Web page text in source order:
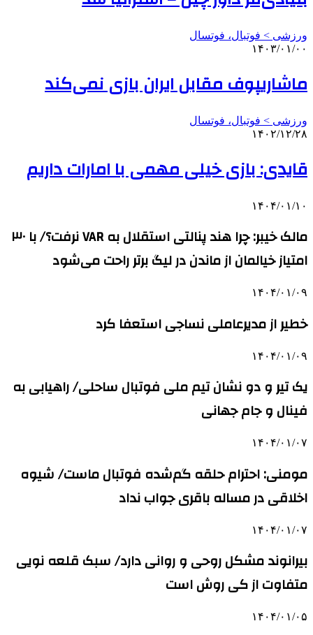
ورزشی > فوتبال، فوتسال
۱۴۰۳/۰۱/۰۰
ماشاریپوف مقابل ایران بازی نمی‌کند
ورزشی > فوتبال، فوتسال
۱۴۰۲/۱۲/۲۸
قایدی: بازی خیلی مهمی با امارات داریم
۱۴۰۴/۰۱/۱۰
مالک خیبر: چرا هند پنالتی استقلال به VAR نرفت؟/ با ۳۰
امتیاز خیالمان از ماندن در لیگ برتر راحت می‌شود
۱۴۰۴/۰۱/۰۹
خطیر از مدیرعاملی نساجی استعفا کرد
۱۴۰۴/۰۱/۰۹
یک تیر و دو نشان تیم ملی فوتبال ساحلی/ راهیابی به
فینال و جام جهانی
۱۴۰۴/۰۱/۰۷
مومنی: احترام حلقه گم‌شده فوتبال ماست/ شیوه
اخلاقی در مساله باقری جواب نداد
۱۴۰۴/۰۱/۰۷
بیرانوند مشکل روحی و روانی دارد/ سبک قلعه نویی
متفاوت از کی روش است
۱۴۰۴/۰۱/۰۵